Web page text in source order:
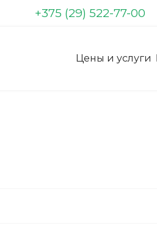
+375 (29) 522-77-00
Цены и услуги